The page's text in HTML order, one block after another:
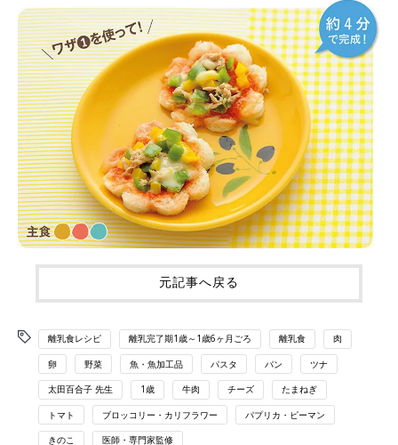
元記事へ戻る
離乳食レシピ 離乳完了期1歳～1歳6ヶ月ごろ 離乳食 肉
卵 野菜 魚・魚加工品 パスタ パン ツナ
太田百合子 先生 1歳 牛肉 チーズ たまねぎ
トマト ブロッコリー・カリフラワー パプリカ・ピーマン
きのこ 医師・専門家監修